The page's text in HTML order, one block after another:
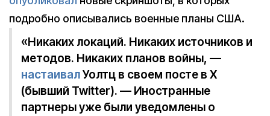
подробно описывались военные планы США.
«Никаких локаций. Никаких источников и
методов. Никаких планов войны, —
настаивалУолтц в своем посте в X
(бывший Twitter). — Иностранные
партнеры уже были уведомлены о